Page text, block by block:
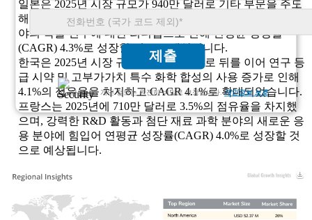
제출
고객님의 개인 정보는 완전히 비밀로 보장됩니다.개인정보 보호
일본은 2025년 시장 규모가 940만 달러로 기타 부문을 주도
해 4.6%의 점유율을 차지했으며, 화학 혁신과 합성 화학 분
야의 학술 연구에 대한 리더십으로 인해 연평균 성장률
(CAGR) 4.3%로 성장할 것으로 예상됩니다.
한국은 2025년 시장 규모가 820만 달러로 뒤를 이어 연구 등
급 시약 및 고부가가치 특수 화학 합성의 사용 증가로 인해
4.1%의 점유율을 차지하고 CAGR 4.1%로 확대되었습니다.
프랑스는 2025년에 710만 달러로 3.5%의 점유율을 차지했
으며, 강력한 R&D 활동과 첨단 재료 과학 분야의 새로운 응
용 분야에 힘입어 연평균 성장률(CAGR) 4.0%로 성장할 것
으로 예상됩니다.
26%
USD 52.37 M